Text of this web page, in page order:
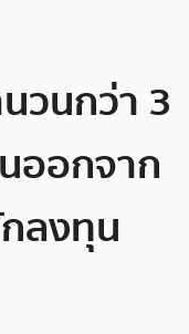
วนกว่า 3
ออกจาก
ลงทุน